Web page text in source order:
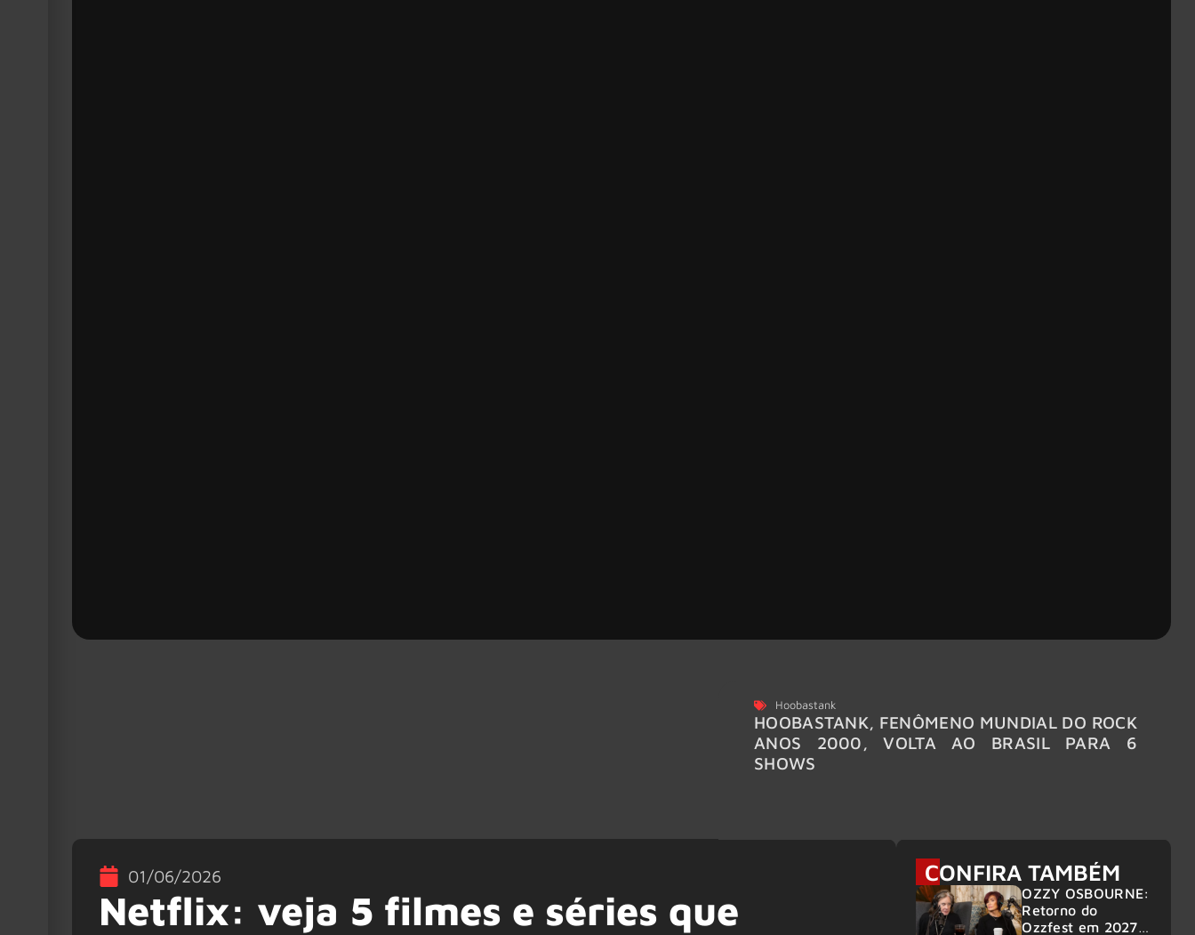
Hoobastank
HOOBASTANK, FENÔMENO MUNDIAL DO ROCK
ANOS 2000, VOLTA AO BRASIL PARA 6
SHOWS
01/06/2026
Netflix: veja 5 filmes e séries que
CONFIRA TAMBÉM
OZZY OSBOURNE:
Retorno do
Ozzfest em 2027 é